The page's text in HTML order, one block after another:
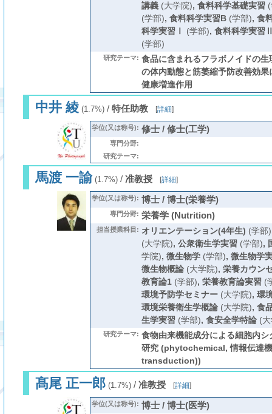
講義(大学院), 食料科学基礎実習(
(学部), 食料科学実習B(学部), 食
科学実習Ⅰ
(学部), 食料科学実習
(学部)
研究テーマ: 食品に含まれるフラボノイドの
の体内動態と筋萎縮予防改善効
健康増進作用
中井 綾 (1.7%)/ 特任助教 [詳細]
学位(又は称号): 修士 / 修士(工学)
専門分野:
研究テーマ:
馬渡 一諭 (1.7%)/ 准教授 [詳細]
学位(又は称号): 博士 / 博士(栄養学)
専門分野: 栄養学 (Nutrition)
担当授業科目: オリエンテーション(4年生) (学部)
(大学院), 公衆衛生学実習(学部),
学院), 微生物学(学部), 微生物学
微生物概論(大学院), 栄養カウン
教育論1(学部), 栄養教育論実習(
環境予防学セミナー(大学院), 環
環境栄養衛生学概論(大学院), 食
生学実習(学部), 食安全学特論(大
研究テーマ: 食物由来機能成分による細胞内
研究 (phytochemical, 情報伝達
transduction))
髙尾 正一郎(1.7%)/ 准教授 [詳細]
学位(又は称号): 博士 / 博士(医学)